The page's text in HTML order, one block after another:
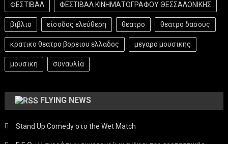
ΦΕΣΤΙΒΑΛ ΦΕΣΤΙΒΑΛ ΚΙΝΗΜΑΤΟΓΡΑΦΟΥ ΘΕΣΣΑΛΟΝΙΚΗΣ
βιβλιο είσοδος ελεύθερη θεατρο θεατρο δασους
κρατικο θεατρο βορειου ελλαδος μεγαρο μουσικης
μουσικη συναυλία
FLYING NEWS
Stand Up Comedy στο the Wet Match